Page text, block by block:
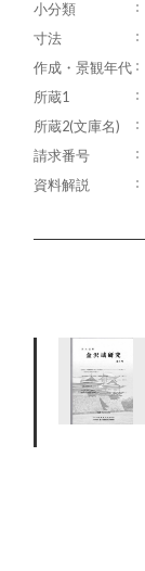
小分類
寸法
作成・景観年代
所蔵1
所蔵2(文庫名)
請求番号
資料解説